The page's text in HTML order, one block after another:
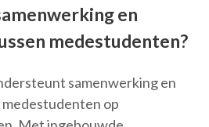
en
medestudenten?
samenwerking en
op